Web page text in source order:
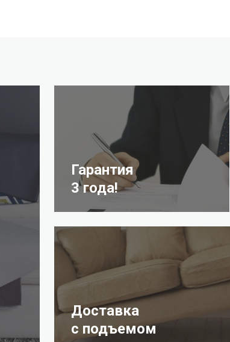
Гарантия
3 года!
Доставка
с подъемом